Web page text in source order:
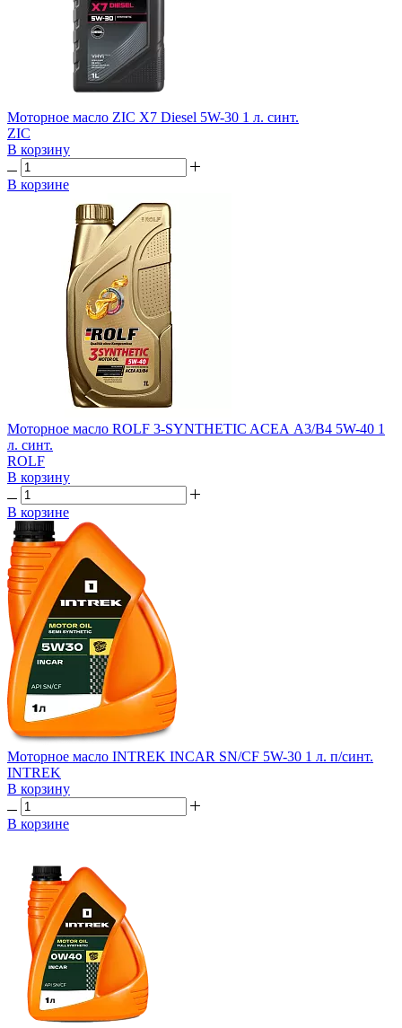
Моторное масло ZIC X7 Diesel 5W-30 1 л. синт.
ZIC
В корзину
В корзине
Моторное масло ROLF 3-SYNTHETIC AСЕА A3/B4 5W-40 1
л. синт.
ROLF
В корзину
В корзине
Моторное масло INTREK INCAR SN/CF 5W-30 1 л. п/синт.
INTREK
В корзину
В корзине